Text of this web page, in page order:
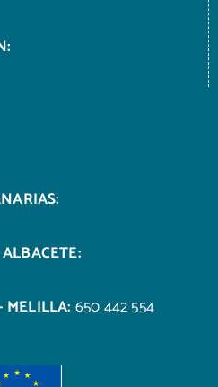
MELILLA: 650 442 554